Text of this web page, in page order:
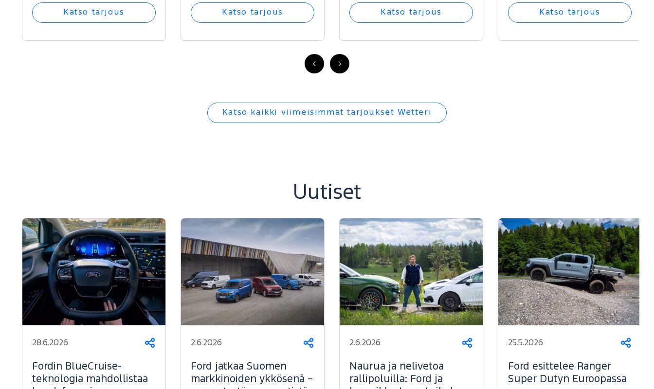
FI
-
FI
-
Katso tarjous Katso tarjous Katso tarjous Katso tarjous
Katso kaikki viimeisimmät tarjoukset Wetteri
Uutiset
Jaa
28.6.2026
Fordin BlueCruise-
teknologia mahdollistaa
Jaa
2.6.2026
Ford jatkaa Suomen
markkinoiden ykkösenä –
Jaa
2.6.2026
Naurua ja nelivetoa
rallipoluilla: Ford ja
Jaa
25.5.2026
Ford esittelee Ranger
Super Dutyn Euroopassa